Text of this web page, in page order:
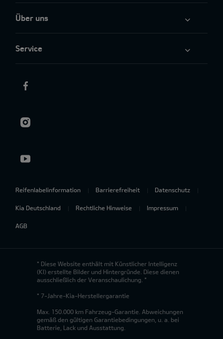
Über uns
Service
Reifenlabelinformation Barrierefreiheit Datenschutz
Kia Deutschland Rechtliche Hinweise Impressum
AGB
* Diese Website enthält mit Künstlicher Intelligenz
(KI) erstellte Bilder und Hintergründe. Diese dienen
ausschließlich der Veranschaulichung. *
* 7-Jahre-Kia-Herstellergarantie
Max. 150.000 km Fahrzeug-Garantie. Abweichungen
gemäß den gültigen Garantiebedingungen, u. a. bei
Batterie, Lack und Ausstattung.